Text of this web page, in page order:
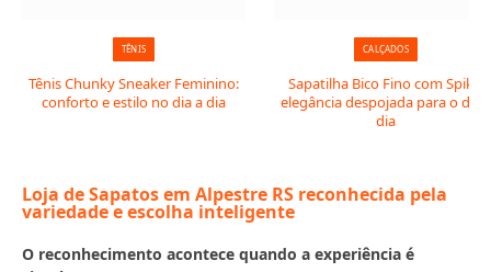
TÊNIS
Tênis Chunky Sneaker Feminino:
conforto e estilo no dia a dia
CALÇADOS
Sapatilha Bico Fino com Spike:
elegância despojada para o dia a
dia
Loja de Sapatos em Alpestre RS reconhecida pela
variedade e escolha inteligente
O reconhecimento acontece quando a experiência é